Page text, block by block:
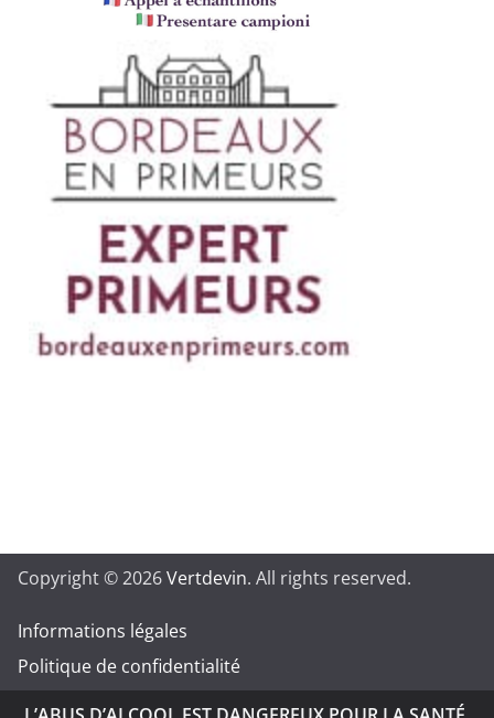
Copyright © 2026Vertdevin. All rights reserved.
Informations légales
Politique de confidentialité